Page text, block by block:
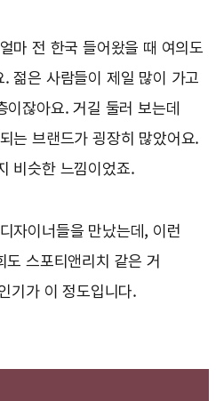
마 전 한국 들어왔을 때 여의도
젊은 사람들이 제일 많이 가고
잖아요. 거길 둘러 보는데
는 브랜드가 굉장히 많았어요.
비슷한 느낌이었죠.
자이너들을 만났는데, 이런
스포티앤리치 같은 거
기가 이 정도입니다.